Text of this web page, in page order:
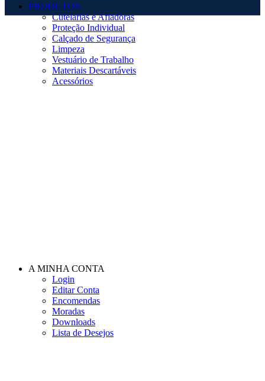
PRODUTOS
Cutelarias e Afiadoras
Proteção Individual
Calçado de Segurança
Limpeza
Vestuário de Trabalho
Materiais Descartáveis
Acessórios
A MINHA CONTA
Login
Editar Conta
Encomendas
Moradas
Downloads
Lista de Desejos